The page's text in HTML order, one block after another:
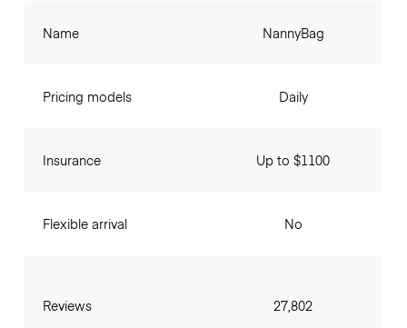
Name
Pricing models
Insurance
Flexible arrival
Reviews
NannyBag
Daily
Up to $1100
No
27,802